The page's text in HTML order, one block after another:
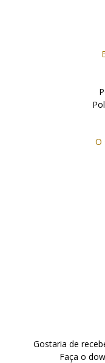
O
Gostaria de
Faça o